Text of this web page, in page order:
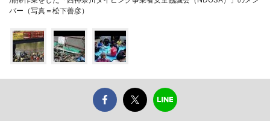
バー（写真＝松下善彦）